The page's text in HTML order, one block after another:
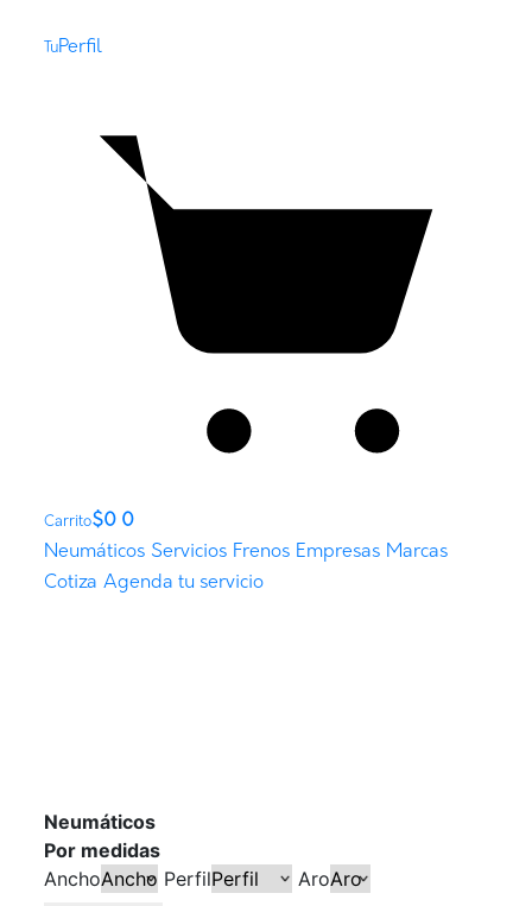
TuPerfil
Carrito$0 0
Neumáticos Servicios Frenos Empresas Marcas
Cotiza Agenda tu servicio
Neumáticos
Por medidas
Ancho
Perfil Aro